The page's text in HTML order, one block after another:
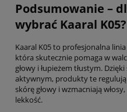
Podsumowanie –
wybrać Kaaral K05?
Kaaral K05 to profesjonalna
która skutecznie pomaga w
głowy i łupieżem tłustym.
aktywnym, produkty te regulują
skórę głowy i wzmacniają
lekkość.